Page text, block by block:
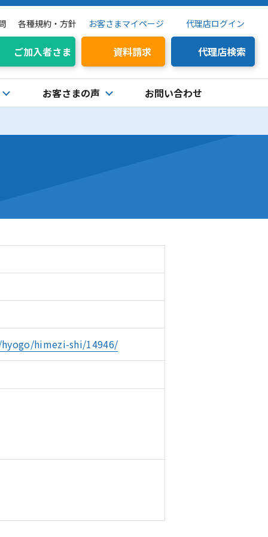
各種規約・方針 お客さまマイページ 代理店ログイン
ご加入者さま 資料請求 代理店検索
お客さまの声 お問い合わせ
himezi-shi/14946/